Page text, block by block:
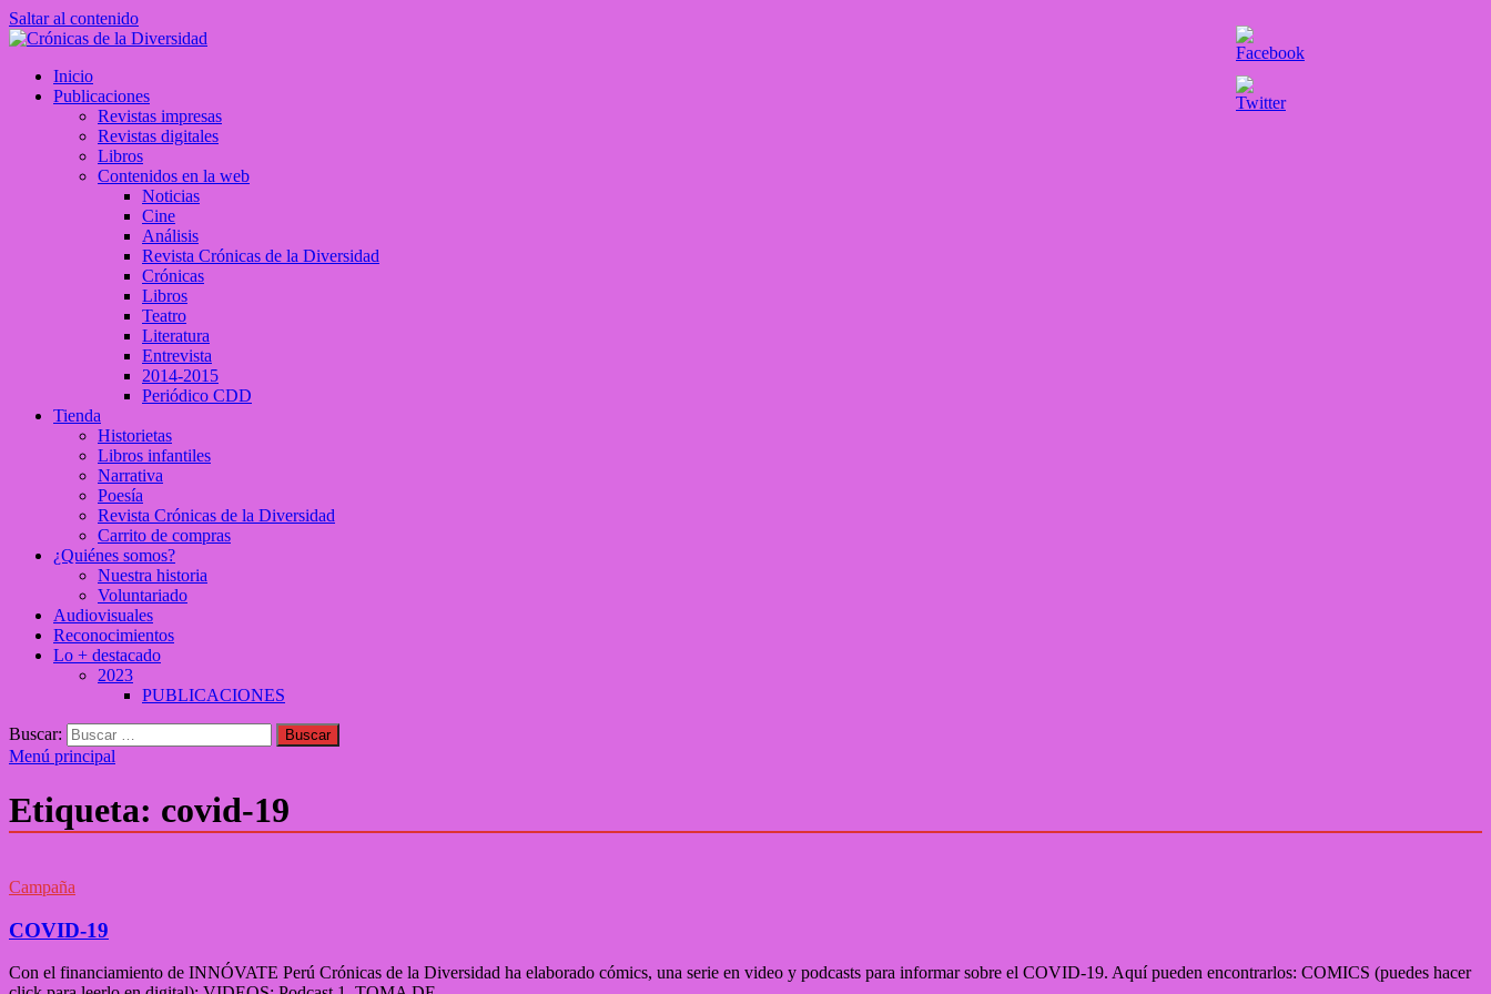
Saltar al contenido
Crónicas de la Diversidad
Plataforma de comunicaciones sobre temas de cultura LGTB+ peruana
Inicio
Publicaciones
Revistas impresas
Revistas digitales
Libros
Contenidos en la web
Noticias
Cine
Análisis
Revista Crónicas de la Diversidad
Crónicas
Libros
Teatro
Literatura
Entrevista
2014-2015
Periódico CDD
Tienda
Historietas
Libros infantiles
Narrativa
Poesía
Revista Crónicas de la Diversidad
Carrito de compras
¿Quiénes somos?
Nuestra historia
Voluntariado
Audiovisuales
Reconocimientos
Lo + destacado
2023
PUBLICACIONES
Buscar:
Menú principal
Etiqueta: covid-19
Campaña
COVID-19
Con el financiamiento de INNÓVATE Perú Crónicas de la Diversidad ha elaborado cómics, una serie en video y podcasts para informar sobre el COVID-19. Aquí pueden encontrarlos: COMICS (puedes hacer